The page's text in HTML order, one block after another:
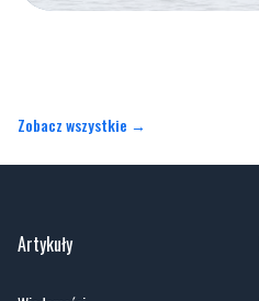
Zobacz wszystkie →
Artykuły